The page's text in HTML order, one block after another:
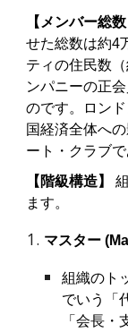
【メンバー総
せた総数は約4
ティの住民数
ンパニーの正
のです。ロン
国経済全体へ
ート・クラブ
【階級構造】
ます。
マスター
組織のト
でいう「
「会長・